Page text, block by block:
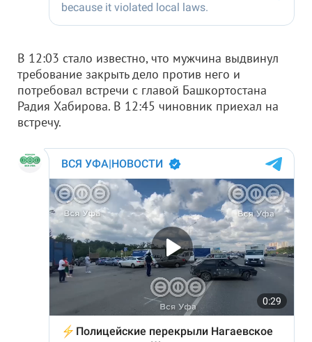
В 12:03 стало известно, что мужчина выдвинул
требование закрыть дело против него и
потребовал встречи с главой Башкортостана
Радия Хабирова. В 12:45 чиновник приехал на
встречу.